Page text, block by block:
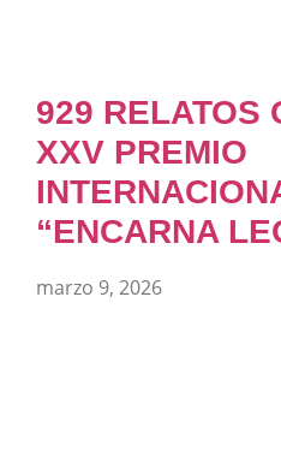
929 RELATOS
XXV PREMIO
“ENCARNA
marzo 9, 2026